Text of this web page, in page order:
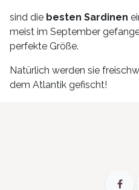
sind die besten Sardinen
meist im September
perfekte Größe.
Natürlich werden sie
dem Atlantik gefischt!